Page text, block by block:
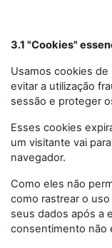
3.1 "Cookies"
Usamos cookies
evitar a utilização
sessão e proteger
Esses cookies
um visitante vai
navegador.
Como eles não
como rastrear o
seus dados após a
consentimento não